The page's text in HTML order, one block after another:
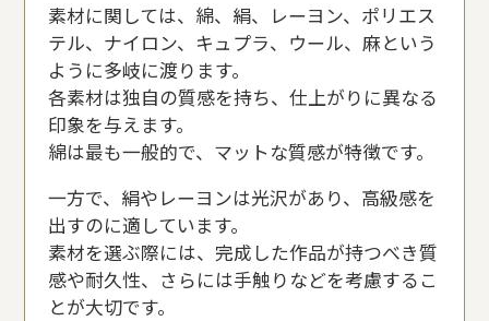
素材に関しては、綿、絹、レーヨン、ポリエス
テル、ナイロン、キュプラ、ウール、麻という
ように多岐に渡ります。
各素材は独自の質感を持ち、仕上がりに異なる
印象を与えます。
綿は最も一般的で、マットな質感が特徴です。
一方で、絹やレーヨンは光沢があり、高級感を
出すのに適しています。
素材を選ぶ際には、完成した作品が持つべき質
感や耐久性、さらには手触りなどを考慮するこ
とが大切です。